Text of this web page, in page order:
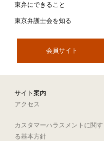
東弁にできること
東京弁護士会を知る
会員サイト
サイト案内
アクセス
カスタマーハラスメントに関す
る基本方針